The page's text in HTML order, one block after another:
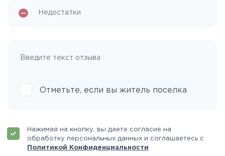
Отметьте, если вы житель поселка
Нажимая на кнопку, вы даете согласие на
обработку персональных данных и соглашаетесь с
Политикой Конфиденциальности